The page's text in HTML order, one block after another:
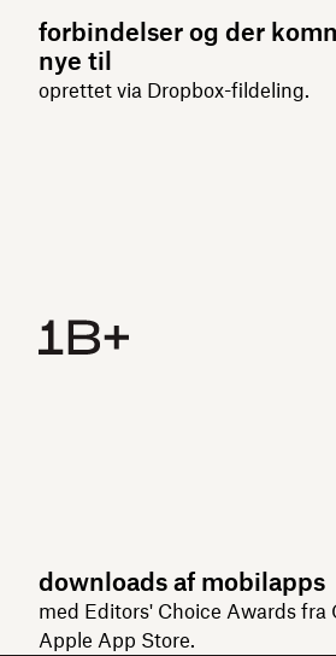
forbindelser og der
nye til
oprettet via Dropbox-fildeling.
downloads af mobilapps
med Editors' Choice Awards fra
Apple App Store.